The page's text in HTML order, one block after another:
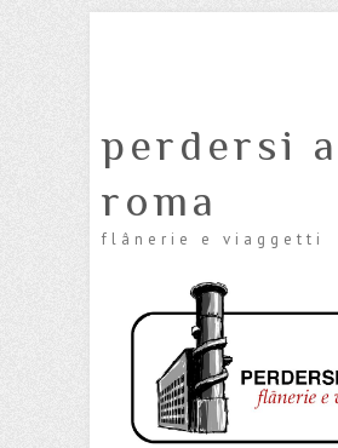
perdersi a
roma
flânerie e viaggetti